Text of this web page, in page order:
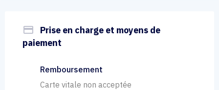
payment
Prise en charge et moyens de
paiement
Remboursement
Carte vitale non acceptée